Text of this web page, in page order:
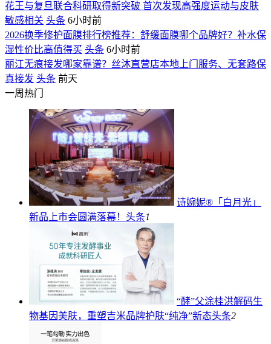
花王与复旦联合科研取得新突破 首次发现高强度运动与皮肤
敏感相关 头条 6小时前
2026换季修护面膜排行榜推荐：舒缓面膜哪个品牌好？补水保
湿性价比高值得买 头条 6小时前
丽江无痕接发哪家靠谱？丝沐直营店本地上门服务、无套路保
真接发 头条 前天
一周热门
诗婉妮®「白月光」
新品上市会圆满落幕！ 头条1
“酵”父涂桂洪解码生
物基因美肤，重塑吉米品牌护肤“纯净”新态头条2